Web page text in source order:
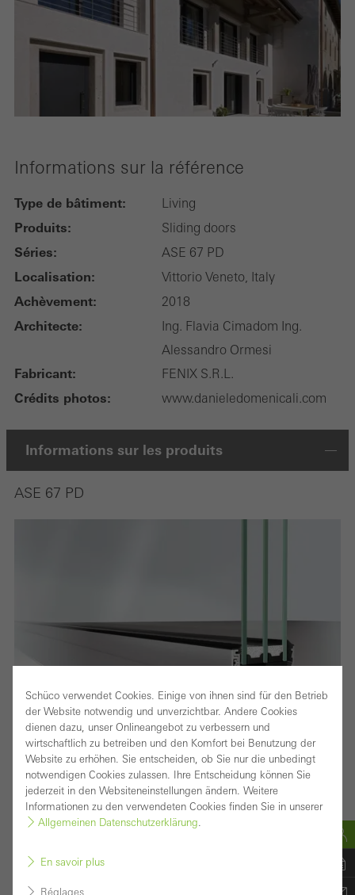
Informations sur la référence
Type de bâtiment: Living
Produits: Sliding doors
Séries: ASE 67 PD
Localisation: Vittorio Veneto, Italy
Achèvement: 2018
Architecte:
Ing. Flavia Cimadom Ing.
Alessandro Ormesi
Fabricant: FENIX S.R.L.
Crédits photos: www.danieledomenicali.com
Informations sur les produits
ASE 67 PD
Style Panorama Design combiné à une flexibilité et
Schüco verwendet Cookies. Einige von ihnen sind für den Betrieb
der Website notwendig und unverzichtbar. Andere Cookies
dienen dazu, unser Onlineangebot zu verbessern und
wirtschaftlich zu betreiben und den Komfort bei Benutzung der
Website zu erhöhen. Sie entscheiden, ob Sie nur die unbedingt
notwendigen Cookies zulassen. Ihre Entscheidung können Sie
jederzeit in den Websiteneinstellungen ändern. Weitere
Informationen zu den verwendeten Cookies finden Sie in unserer
Allgemeinen Datenschutzerklärung.
En savoir plus
Réglages